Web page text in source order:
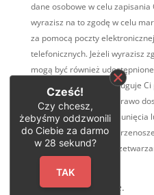
dane osobowe w celu
wyrazisz na to zgodę w celu
za pomocą poczty
telefonicznych. Jeżeli wyrazisz
mogą być również
marketingowych. Przysługuje
wniesienia sprzeciwu, prawo
ich sprostowania, ich usunięcia
przetwarzania, prawo
informacje na temat
* Pola obowiązkowe.
Cześć!
Czy chcesz,
żebyśmy oddzwonili
do Ciebie za darmo
w 28 sekund?
TAK